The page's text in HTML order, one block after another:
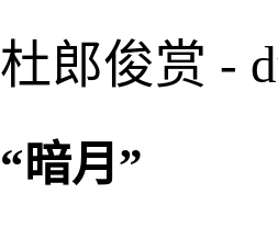
杜郎俊赏 -
“暗月”